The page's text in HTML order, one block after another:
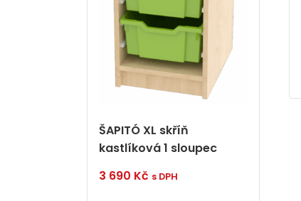
ŠAPITÓ XL skříň
kastlíková 1 sloupec
3 690 Kč s DPH